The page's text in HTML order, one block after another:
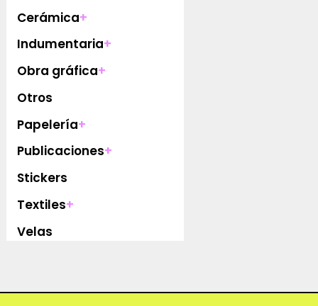
Cerámica+
Indumentaria+
Obra gráfica+
Otros
Papelería+
Publicaciones+
Stickers
Textiles+
Velas